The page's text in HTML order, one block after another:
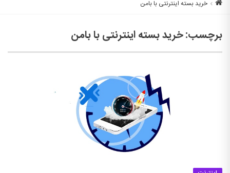
خرید بسته اینترنتی با بامن
برچسب:خرید بسته اینترنتی با بامن